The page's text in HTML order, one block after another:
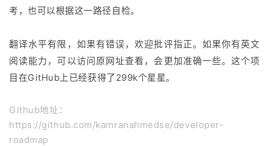
考，也可以根据这一路径自检。
翻译水平有限，如果有错误，欢迎批评指正。如果你有英文
阅读能力，可以访问原网址查看，会更加准确一些。这个项
目在GitHub上已经获得了299k个星星。
Github地址：
https://github.com/kamranahmedse/developer-
roadmap